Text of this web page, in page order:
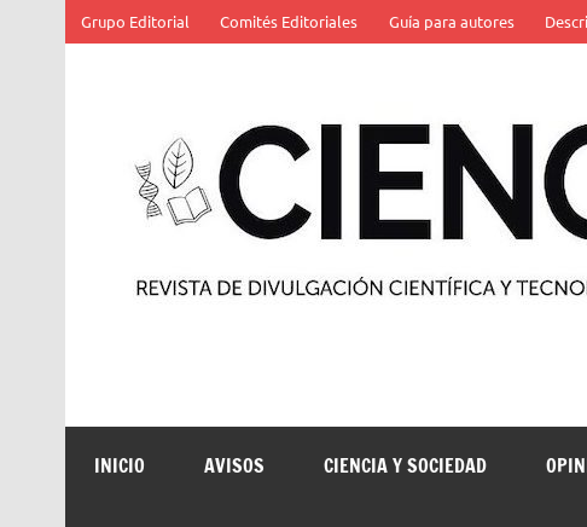
contenido
Grupo Editorial Comités Editoriales Guía para autores
INICIO AVISOS CIENCIA Y SOCIEDAD